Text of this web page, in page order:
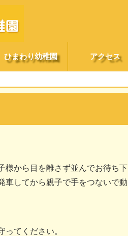
ひまわり幼稚園 アクセス
から目を離さず並んでお待ち下
してから親子で手をつないで動
てください。